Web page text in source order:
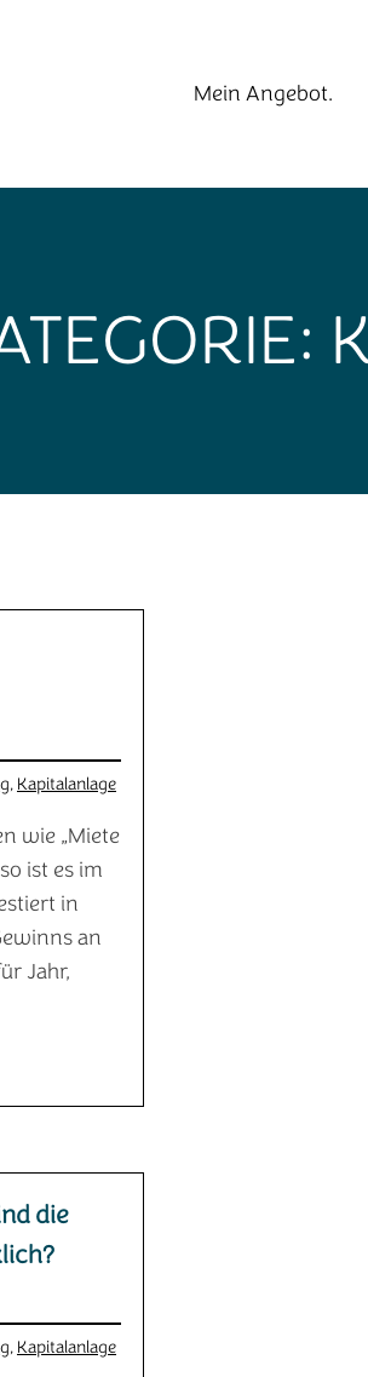
Mein Angebot.
, Kapitalanlage
wie „Miete
ist es im
in
an
Jahr,
die
, Kapitalanlage